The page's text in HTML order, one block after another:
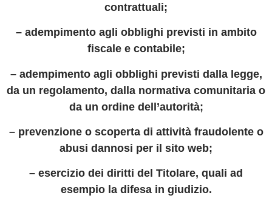
contrattuali;
– adempimento agli obblighi previsti in ambito
fiscale e contabile;
– adempimento agli obblighi previsti dalla legge,
da un regolamento, dalla normativa comunitaria o
da un ordine dell’autorità;
– prevenzione o scoperta di attività fraudolente o
abusi dannosi per il sito web;
– esercizio dei diritti del Titolare, quali ad
esempio la difesa in giudizio.